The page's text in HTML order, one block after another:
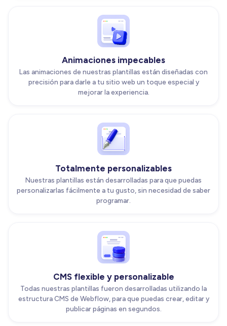
Animaciones impecables
Las animaciones de nuestras plantillas están diseñadas con
precisión para darle a tu sitio web un toque especial y
mejorar la experiencia.
Totalmente personalizables
Nuestras plantillas están desarrolladas para que puedas
personalizarlas fácilmente a tu gusto, sin necesidad de saber
programar.
CMS flexible y personalizable
Todas nuestras plantillas fueron desarrolladas utilizando la
estructura CMS de Webflow, para que puedas crear, editar y
publicar páginas en segundos.